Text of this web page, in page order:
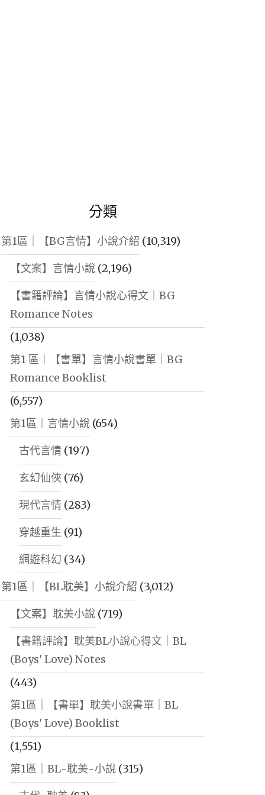
分類
第1區｜【BG言情】小說介紹 (10,319)
【文案】言情小說(2,196)
【書籍評論】言情小說心得文｜BG
Romance Notes
(1,038)
第1 區｜【書單】言情小說書單｜BG
Romance Booklist
(6,557)
第1區｜言情小說(654)
古代言情(197)
玄幻仙俠 (76)
現代言情(283)
穿越重生 (91)
網遊科幻 (34)
第1區｜【BL耽美】小說介紹 (3,012)
【文案】耽美小說(719)
【書籍評論】耽美BL小說心得文｜BL
(Boys' Love) Notes
(443)
第1區｜【書單】耽美小說書單｜BL
(Boys' Love) Booklist
(1,551)
第1區｜BL-耽美-小說(315)